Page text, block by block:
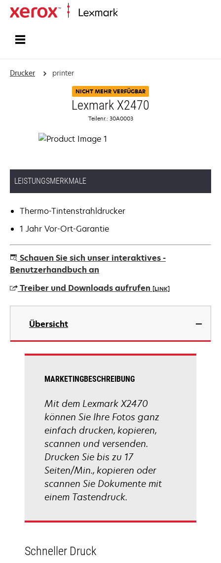
Drucker printer
NICHT MEHR VERFÜGBAR
Lexmark X2470
Teilenr.: 30A0003
LEISTUNGSMERKMALE
Thermo-Tintenstrahldrucker
1 Jahr Vor-Ort-Garantie
Schauen Sie sich unser interaktives -
Benutzerhandbuch an
Treiber und Downloads aufrufen [LINK]
wird
einer
neuen
Registerkarte
Übersicht
MARKETINGBESCHREIBUNG
Mit dem Lexmark X2470
können Sie Ihre Fotos ganz
einfach drucken, kopieren,
scannen und versenden.
Drucken Sie bis zu 17
Seiten/Min., kopieren oder
scannen Sie Dokumente mit
einem Tastendruck.
Schneller Druck